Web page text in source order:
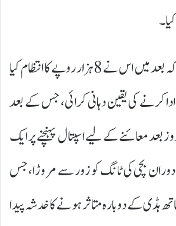
خاتون نے الزام لگایا کہ بعد میں اس نے 8 ہزار روپے کا انتظام کیا
ادا کرنے کی یقین دہانی کرائی، جس کے بعد
بعد معائنے کے لیے اسپتال پہنچنے پر ایک
بچی کی ٹانگ کو زور سے مروڑا، جس
کے دوبارہ متاثر ہونے کا خدشہ پیدا